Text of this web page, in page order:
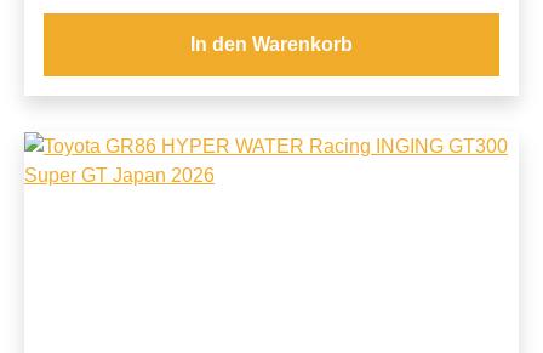
In den Warenkorb